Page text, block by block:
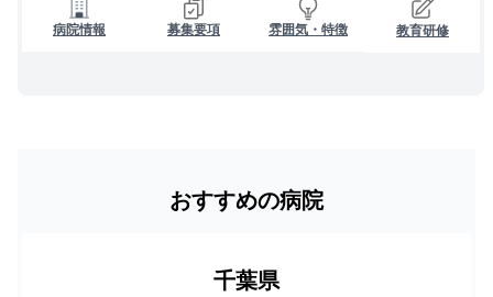
病院情報 募集要項 雰囲気・特徴 教育研修
おすすめの病院
千葉県